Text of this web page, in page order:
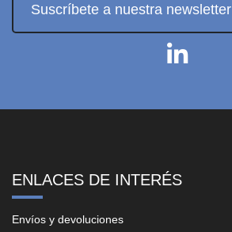
Suscríbete a nuestra newsletter
ENLACES DE INTERÉS
Envíos y devoluciones